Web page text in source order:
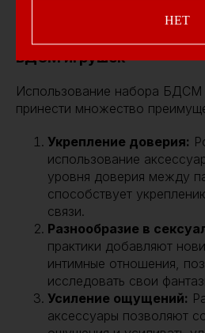
НЕТ
БДСМ игрушек
Использование набора
принести множество
Укрепление доверия:
использование
уровня доверия между
способствует
связи.
Разнообразие в
практики добавляют
интимные отношения,
исследовать свои
Усиление ощущений:
аксессуары позволяют